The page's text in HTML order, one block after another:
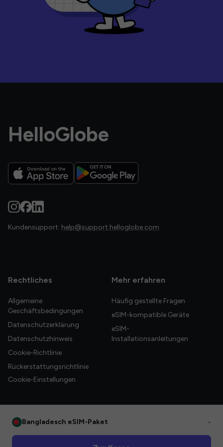
HelloGlobe
Kundensupport: help@support.helloglobe.com
Rechtliches
Allgemeine
Geschäftsbedingungen
Datenschutzerklärung
Datenschutzhinweis
Cookie-Richtlinie
Rückerstattungsrichtlinie
Cookie-Einstellungen
Mehr erfahren
Häufig gestellte Fragen
eSIM-kompatible Geräte
eSIM-
Installationsanleitungen
Bangladesch eSIM-Paket •